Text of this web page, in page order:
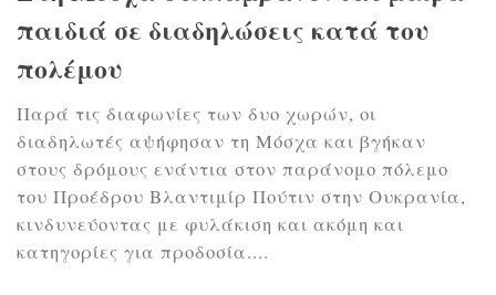
παιδιά σε διαδηλώσεις κατά του
πολέμου
Παρά τις διαφωνίες των δυο χωρών, οι
διαδηλωτές αψήφησαν τη Μόσχα και βγήκαν
στους δρόμους ενάντια στον παράνομο πόλεμο
του Προέδρου Βλαντιμίρ Πούτιν στην Ουκρανία,
κινδυνεύοντας με φυλάκιση και ακόμη και
κατηγορίες για προδοσία....